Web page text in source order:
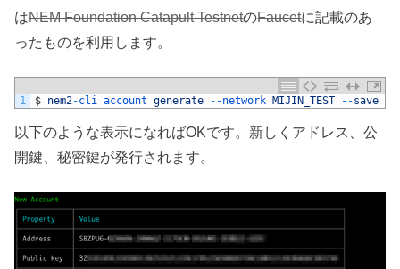
はNEM Foundation Catapult TestnetのFaucetに記載のあ
ったものを利用します。
1 $ nem2-cli account generate --network MIJIN_TEST --save
以下のような表示になればOKです。新しくアドレス、公
開鍵、秘密鍵が発行されます。